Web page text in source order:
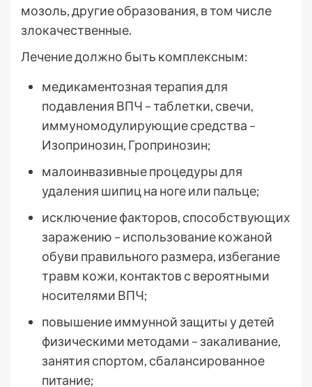
мозоль, другие образования, в том числе
злокачественные.
Лечение должно быть комплексным:
медикаментозная терапия для
подавления ВПЧ – таблетки, свечи,
иммуномодулирующие средства –
Изопринозин, Гропринозин;
малоинвазивные процедуры для
удаления шипиц на ноге или пальце;
исключение факторов, способствующих
заражению – использование кожаной
обуви правильного размера, избегание
травм кожи, контактов с вероятными
носителями ВПЧ;
повышение иммунной защиты у детей
физическими методами – закаливание,
занятия спортом, сбалансированное
питание;